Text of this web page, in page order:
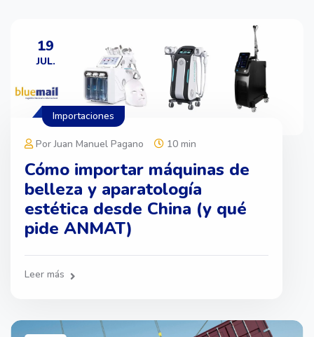
19
JUL.
Por Juan Manuel Pagano 10 min
Cómo importar máquinas de
belleza y aparatología
estética desde China (y qué
pide ANMAT)
Leer más
Importaciones